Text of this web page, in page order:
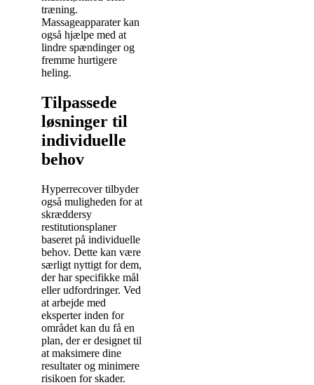
træning.
Massageapparater kan
også hjælpe med at
lindre spændinger og
fremme hurtigere
heling.
Tilpassede
løsninger til
individuelle
behov
Hyperrecover tilbyder
også muligheden for at
skræddersy
restitutionsplaner
baseret på individuelle
behov. Dette kan være
særligt nyttigt for dem,
der har specifikke mål
eller udfordringer. Ved
at arbejde med
eksperter inden for
området kan du få en
plan, der er designet til
at maksimere dine
resultater og minimere
risikoen for skader.